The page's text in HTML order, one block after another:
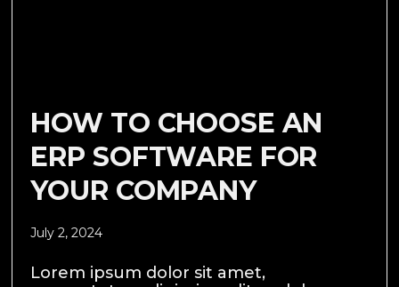
HOW TO CHOOSE AN
ERP SOFTWARE FOR
YOUR COMPANY
July 2, 2024
Lorem ipsum dolor sit amet,